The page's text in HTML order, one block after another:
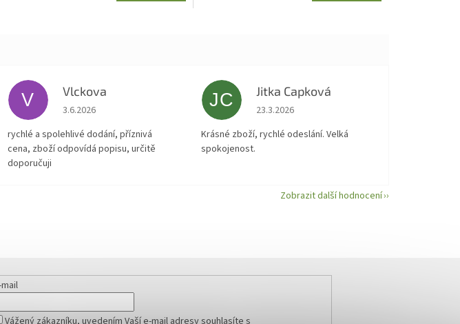
V Vlckova
Hodnocení obchodu je 5 z 5 hvězdiček.
3.6.2026
rychlé a spolehlivé dodání, příznivá
cena, zboží odpovídá popisu, určitě
doporučuji
JC Jitka Capková
Hodnocení obchodu je 5 z 5 hvězdiček.
23.3.2026
Krásné zboží, rychlé odeslání. Velká
spokojenost.
Zobrazit další hodnocení
mail
Vážený zákazníku, uvedením Vaší e-mail adresy souhlasíte s